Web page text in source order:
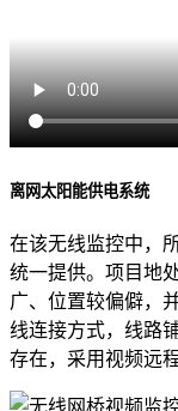
离网太阳能供电系统
在该无线监控中，
统一提供。项目地
广、位置较偏僻，
线连接方式，线路
存在，采用视频远